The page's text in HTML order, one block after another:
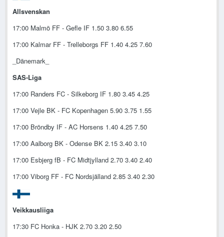
Allsvenskan
17:00 Malmö FF - Gefle IF 1.50 3.80 6.55
17:00 Kalmar FF - Trelleborgs FF 1.40 4.25 7.60
_Dänemark_
SAS-Liga
17:00 Randers FC - Silkeborg IF 1.80 3.45 4.25
17:00 Vejle BK - FC Kopenhagen 5.90 3.75 1.55
17:00 Bröndby IF - AC Horsens 1.40 4.25 7.50
17:00 Aalborg BK - Odense BK 2.15 3.40 3.10
17:00 Esbjerg fB - FC Midtjylland 2.70 3.40 2.40
17:00 Viborg FF - FC Nordsjälland 2.85 3.40 2.30
Veikkausliiga
17:30 FC Honka - HJK 2.70 3.20 2.50